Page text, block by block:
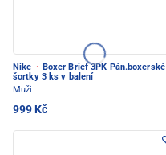
Nike · Boxer Brief 3PK Pán.boxerské
šortky 3 ks v balení
Muži
999 Kč